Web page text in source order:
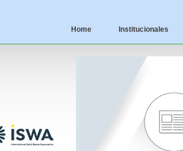
Home Institucionales